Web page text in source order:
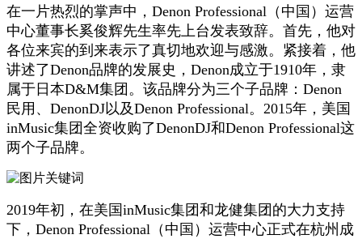
在一片热烈的掌声中，Denon Professional（中国）运营
中心董事长奚俊辉先生率先上台发表致辞。首先，他对
各位来宾的到来表示了真切地欢迎与感激。紧接着，他
讲述了Denon品牌的发展史，Denon成立于1910年，隶
属于日本D&M集团。该品牌分为三个子品牌：Denon
民用、DenonDJ以及Denon Professional。2015年，美国
inMusic集团全资收购了DenonDJ和Denon Professional这
两个子品牌。
2019年初，在美国inMusic集团和龙健集团的大力支持
下， Denon Professional（中国）运营中心正式在杭州成